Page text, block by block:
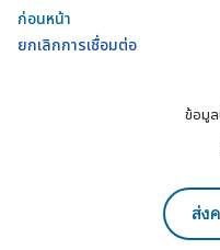
ก่อนหน้า
ยกเลิกการเชื่อมต่อ
ข้อมูล
ส่ง